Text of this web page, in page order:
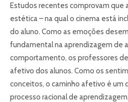
Estudos recentes comprovam que
estética – na qual o cinema está
do aluno. Como as emoções
fundamental na aprendizagem de
comportamento, os professores
afetivo dos alunos. Como os
conceitos, o caminho afetivo é um
processo racional de aprendizagem.